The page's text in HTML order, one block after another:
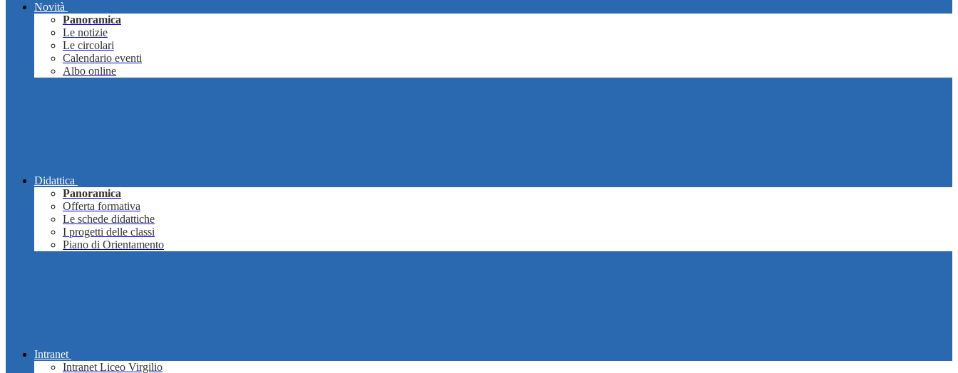
Novità
Panoramica
Le notizie
Le circolari
Calendario eventi
Albo online
Didattica
Panoramica
Offerta formativa
Le schede didattiche
I progetti delle classi
Piano di Orientamento
Intranet
Intranet Liceo Virgilio